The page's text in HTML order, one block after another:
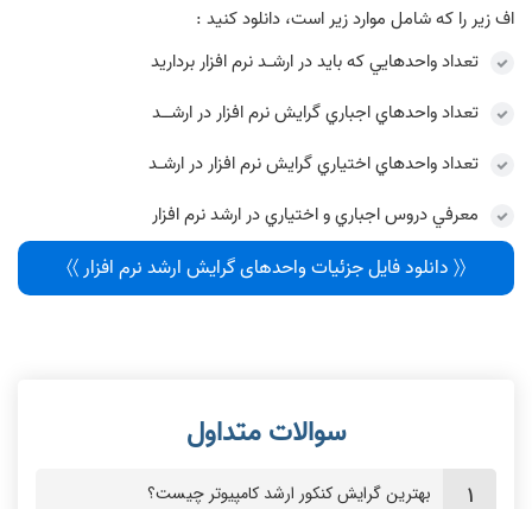
اف زیر را که شامل موارد زیر است، دانلود کنید :
تعداد واحدهايي که بايد در ارشـد نرم افزار برداريد
تعداد واحدهاي اجباري گرایش نرم افزار در ارشــد
تعداد واحدهاي اختياري گرایش نرم افزار در ارشـد
معرفي دروس اجباري و اختياري در ارشد نرم افزار
〈〈 دانلود فایل جزئیات واحدهای گرایش ارشد نرم افزار 〉〉
بهترین گرایش کنکور ارشد کامپیوتر چیست؟